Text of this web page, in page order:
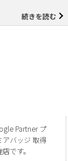
続きを読む
Partner プ
アバッジ 取得
です。